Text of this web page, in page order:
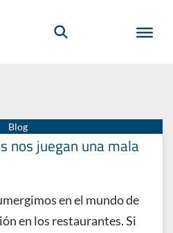
nos juegan una mala
en el mundo de
en los restaurantes. Si